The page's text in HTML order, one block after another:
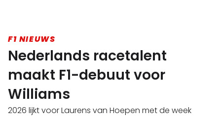
F1 NIEUWS
Nederlands racetalent
maakt F1-debuut voor
Williams
2026 lijkt voor Laurens van Hoepen met de week